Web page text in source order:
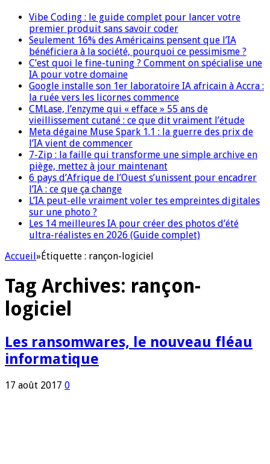
Vibe Coding : le guide complet pour lancer votre
premier produit sans savoir coder
Seulement 16% des Américains pensent que l’IA
bénéficiera à la société, pourquoi ce pessimisme ?
C’est quoi le fine-tuning ? Comment on spécialise une
IA pour votre domaine
Google installe son 1er laboratoire IA africain à Accra :
la ruée vers les licornes commence
CMLase, l’enzyme qui « efface » 55 ans de
vieillissement cutané : ce que dit vraiment l’étude
Meta dégaine Muse Spark 1.1 : la guerre des prix de
l’IA vient de commencer
7-Zip : la faille qui transforme une simple archive en
piège, mettez à jour maintenant
6 pays d’Afrique de l’Ouest s’unissent pour encadrer
l’IA : ce que ça change
L’IA peut-elle vraiment voler tes empreintes digitales
sur une photo ?
Les 14 meilleures IA pour créer des photos d’été
ultra-réalistes en 2026 (Guide complet)
Accueil»Étiquette : rançon-logiciel
Tag Archives: rançon-
logiciel
Les ransomwares, le nouveau fléau
informatique
17 août 2017 0